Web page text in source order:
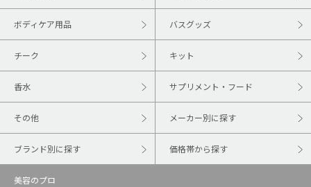
ボディケア用品 バスグッズ
チーク キット
香水 サプリメント・フード
その他 メーカー別に探す
ブランド別に探す 価格帯から探す
美容のプロ